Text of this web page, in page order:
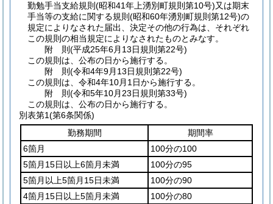
勤勉手当支給規則 (昭和41年上湧別町規則第10号)又は期末
手当等の支給に関する規則 (昭和60年湧別町規則第12号)の
規定によりなされた届出、決定その他の行為は、それぞれ
この規則の相当規定によりなされたものとみなす。
附 則(平成25年6月13日規則第22号)
この規則は、公布の日から施行する。
附 則(令和4年9月13日規則第22号)
この規則は、令和4年10月1日から施行する。
附 則(令和5年10月23日規則第33号)
この規則は、公布の日から施行する。
別表第1(第6条関係)
勤務期間
期間率
6箇月
100分の100
5箇月15日以上6箇月未満
100分の95
5箇月以上5箇月15日未満
100分の90
4箇月15日以上5箇月未満
100分の80